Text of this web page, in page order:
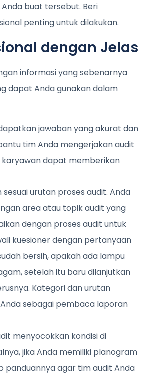
buat tersebut. Beri
penting untuk dilakukan.
dengan Jelas
informasi yang sebenarnya
dapat Anda gunakan dalam
jawaban yang akurat dan
tim Anda mengerjakan audit
dapat memberikan
urutan proses audit. Anda
area atau topik audit yang
dengan proses audit untuk
kuesioner dengan pertanyaan
bersih, apakah ada lampu
setelah itu baru dilanjutkan
Kategori dan urutan
sebagai pembaca laporan
menyocokkan kondisi di
jika Anda memiliki planogram
panduannya agar tim audit Anda